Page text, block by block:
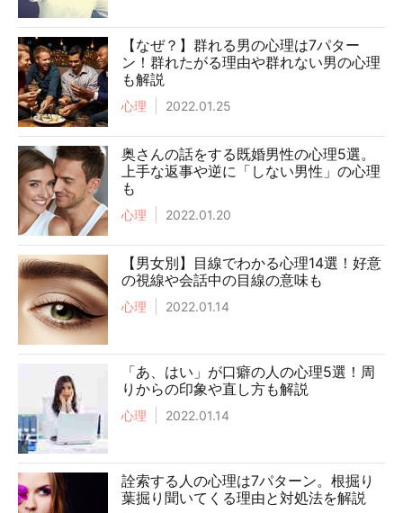
【なぜ？】群れる男の心理は7パター
ン！群れたがる理由や群れない男の心理
も解説
心理 2022.01.25
奥さんの話をする既婚男性の心理5選。
上手な返事や逆に「しない男性」の心理
も
心理 2022.01.20
【男女別】目線でわかる心理14選！好意
の視線や会話中の目線の意味も
心理 2022.01.14
「あ、はい」が口癖の人の心理5選！周
りからの印象や直し方も解説
心理 2022.01.14
詮索する人の心理は7パターン。根掘り
葉掘り聞いてくる理由と対処法を解説